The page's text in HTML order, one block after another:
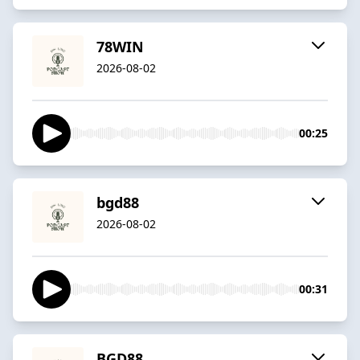
78WIN
2026-08-02
00:25
bgd88
2026-08-02
00:31